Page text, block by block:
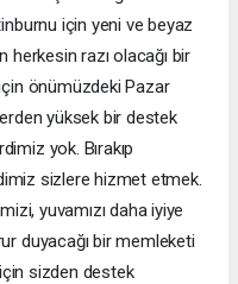
için yeni ve beyaz
herkesin razı olacağı bir
önümüzdeki Pazar
yüksek bir destek
yok. Bırakıp
sizlere hizmet etmek.
yuvamızı daha iyiye
duyacağı bir memleketi
sizden destek